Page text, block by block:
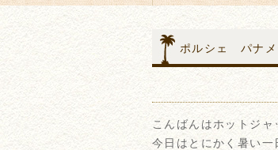
ポルシェ パナ
こんばんはホットジャ
今日はとにかく暑い